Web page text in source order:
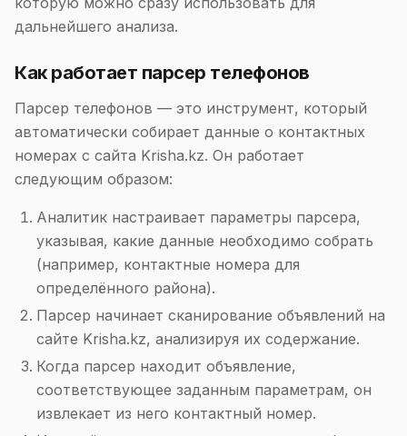
дальнейшего анализа.
Как работает парсер телефонов
Парсер телефонов — это инструмент, который
автоматически собирает данные о контактных
номерах с сайта Krisha.kz. Он работает
следующим образом:
Аналитик настраивает параметры парсера,
указывая, какие данные необходимо собрать
(например, контактные номера для
определённого района).
Парсер начинает сканирование объявлений на
сайте Krisha.kz, анализируя их содержание.
Когда парсер находит объявление,
соответствующее заданным параметрам, он
извлекает из него контактный номер.